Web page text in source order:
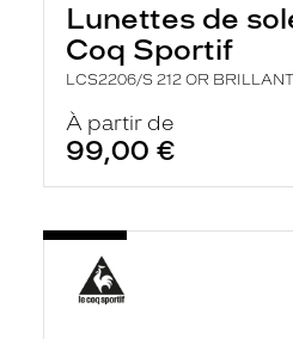
Lunettes de
Coq Sportif
LCS2206/S 212 OR BRILLANT
À partir de
99,00 €